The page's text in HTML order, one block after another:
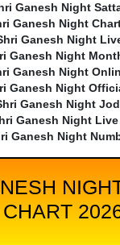
Ganesh Night
Ganesh Night
Ganesh Night
Ganesh Night
Ganesh Night
Ganesh Night
Ganesh Night
Ganesh Night
Ganesh Night
CHART